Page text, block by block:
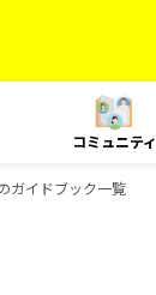
コミュニティ
ガイドブック一覧